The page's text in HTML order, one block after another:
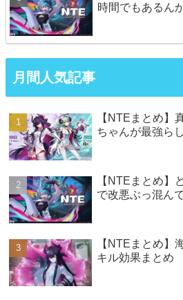
時間でもあるん
月間人気記事
【NTEまとめ】
ちゃんが最強ら
【NTEまとめ】
で改悪ぶっ混ん
【NTEまとめ】
キル効果まとめ